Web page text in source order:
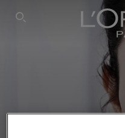
SEARCH THIS SITE